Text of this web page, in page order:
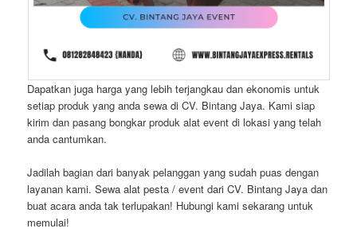
Dapatkan juga harga yang lebih terjangkau dan ekonomis untuk
setiap produk yang anda sewa di CV. Bintang Jaya. Kami siap
kirim dan pasang bongkar produk alat event di lokasi yang telah
anda cantumkan.
Jadilah bagian dari banyak pelanggan yang sudah puas dengan
layanan kami. Sewa alat pesta / event dari CV. Bintang Jaya dan
buat acara anda tak terlupakan! Hubungi kami sekarang untuk
memulai!